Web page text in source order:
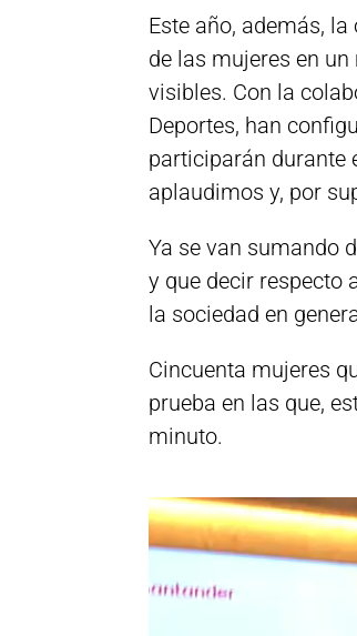
Este año, además,
de las mujeres en
visibles. Con la
Deportes, han
participarán durante
aplaudimos y, por
Ya se van sumando
y que decir respecto
la sociedad en
Cincuenta mujeres
prueba en las que,
minuto.
Reproductor
de
vídeo